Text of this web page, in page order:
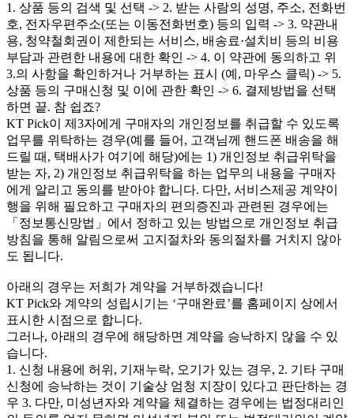
1. 상품 등의 검색 및 선택 -> 2. 받는 사람의 성명, 주소, 전화번
호, 전자우편주소(또는 이동전화번호) 등의 입력 -> 3. 약관내
용, 청약철회권이 제한되는 서비스, 배송료·설치비 등의 비용
부담과 관련한 내용에 대한 확인 -> 4. 이 약관에 동의하고 위
3.의 사항을 확인하거나 거부하는 표시 (예, 마우스 클릭) -> 5.
상품 등의 구매신청 및 이에 관한 확인 -> 6. 결제방법을 선택
하면 끝. 참 쉽죠?
KT Pick이 제3자에게 구매자의 개인정보를 취급할 수 있도록
업무를 위탁하는 경우(예를 들어, 고객님께 핸드폰 배송을 해
드릴 때, 택배사가 여기에 해당)에는 1) 개인정보 취급위탁을
받는 자, 2) 개인정보 취급위탁을 하는 업무의 내용을 구매자
에게 알리고 동의를 받아야 합니다. 다만, 서비스제공 계약이
행을 위해 필요하고 구매자의 편의증진과 관련된 경우에는
「정보통신망법」에서 정하고 있는 방법으로 개인정보 취급
방침을 통해 알림으로써 고지절차와 동의절차를 거치지 않아
도 됩니다.
아래의 경우는 저희가 계약을 거부하겠습니다!
KT Pick와 계약의 성립시기는 ‘구매완료’를 홈페이지 상에서
표시한 시점으로 합니다.
그러나, 아래의 경우에 해당하면 계약을 승낙하지 않을 수 있
습니다.
1. 신청 내용에 허위, 기재누락, 오기가 있는 경우, 2. 기타 구매
신청에 승낙하는 것이 기술상 엄청 지장이 있다고 판단하는 경
우 3. 다만, 미성년자와 계약을 체결하는 경우에는 법정대리인